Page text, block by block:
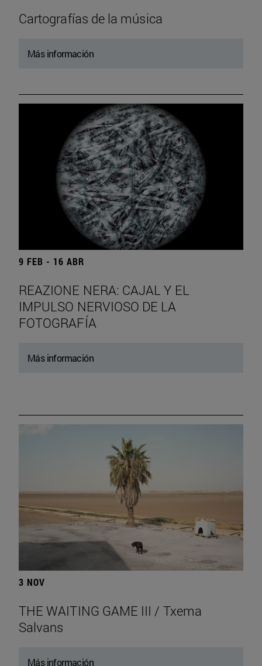
Cartografías de la música
Más información
9 FEB - 16 ABR
REAZIONE NERA: CAJAL Y EL
IMPULSO NERVIOSO DE LA
FOTOGRAFÍA
Más información
3 NOV
THE WAITING GAME III / Txema
Salvans
Más información